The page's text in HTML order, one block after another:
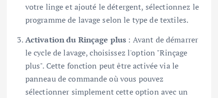
votre linge et ajouté le détergent, sélectionnez le
programme de lavage selon le type de textiles.
Activation du Rinçage plus : Avant de démarrer
le cycle de lavage, choisissez l'option "Rinçage
plus". Cette fonction peut être activée via le
panneau de commande où vous pouvez
sélectionner simplement cette option avec un